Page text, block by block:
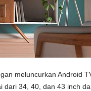
meluncurkan Android
dari 34, 40, dan 43 inch